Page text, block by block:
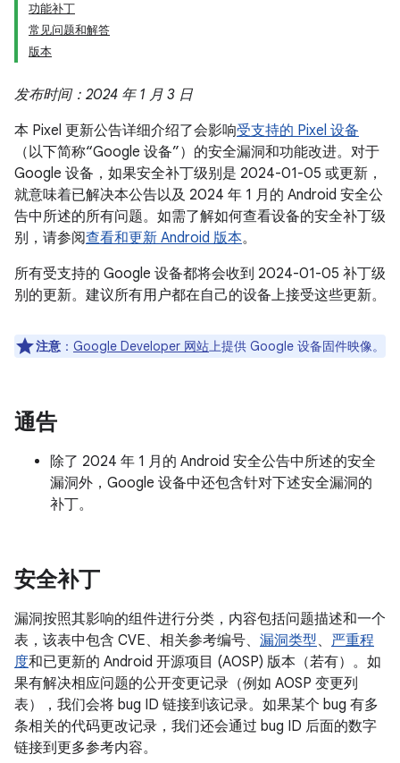
功能补丁
常见问题和解答
版本
发布时间：2024 年 1 月 3 日
本 Pixel 更新公告详细介绍了会影响受支持的 Pixel 设备
（以下简称“Google 设备”）的安全漏洞和功能改进。对于
Google 设备，如果安全补丁级别是 2024-01-05 或更新，
就意味着已解决本公告以及 2024 年 1 月的 Android 安全公
告中所述的所有问题。如需了解如何查看设备的安全补丁级
别，请参阅查看和更新 Android 版本。
所有受支持的 Google 设备都将会收到 2024-01-05 补丁级
别的更新。建议所有用户都在自己的设备上接受这些更新。
注意 ： Google Developer 网站上提供 Google 设备固件映像。
通告
除了 2024 年 1 月的 Android 安全公告中所述的安全
漏洞外，Google 设备中还包含针对下述安全漏洞的
补丁。
安全补丁
漏洞按照其影响的组件进行分类，内容包括问题描述和一个
表，该表中包含 CVE、相关参考编号、 漏洞类型、 严重程
度和已更新的 Android 开源项目 (AOSP) 版本（若有）。如
果有解决相应问题的公开变更记录（例如 AOSP 变更列
表），我们会将 bug ID 链接到该记录。如果某个 bug 有多
条相关的代码更改记录，我们还会通过 bug ID 后面的数字
链接到更多参考内容。